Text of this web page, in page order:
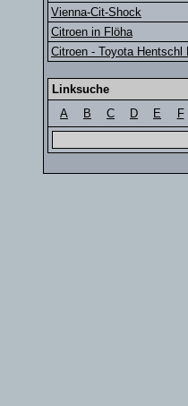
Vienna-Cit-Shock
Citroen in Flöha
Citroen - Toyota Hentschl
Linksuche
A
B C D E F